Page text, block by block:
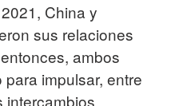
China y
sus relaciones
ambos
impulsar, entre
intercambios